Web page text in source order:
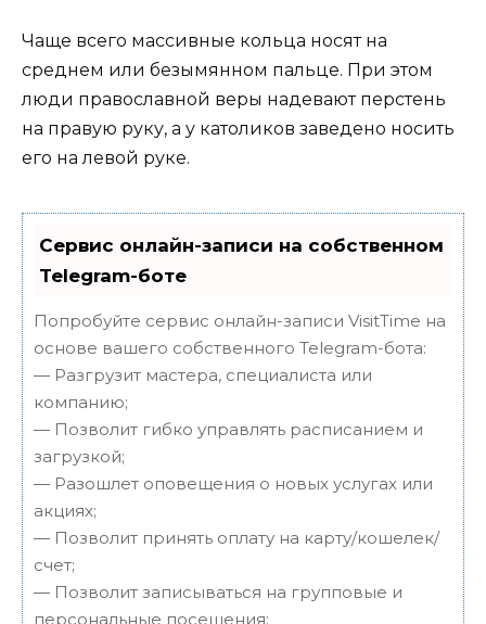
Чаще всего массивные кольца носят на
среднем или безымянном пальце. При этом
люди православной веры надевают перстень
на правую руку, а у католиков заведено носить
его на левой руке.
Сервис онлайн-записи на собственном
Telegram-боте
Попробуйте сервис онлайн-записи VisitTime на
основе вашего собственного Telegram-бота:
— Разгрузит мастера, специалиста или
компанию;
— Позволит гибко управлять расписанием и
загрузкой;
— Разошлет оповещения о новых услугах или
акциях;
— Позволит принять оплату на карту/кошелек/
счет;
— Позволит записываться на групповые и
персональные посещения;